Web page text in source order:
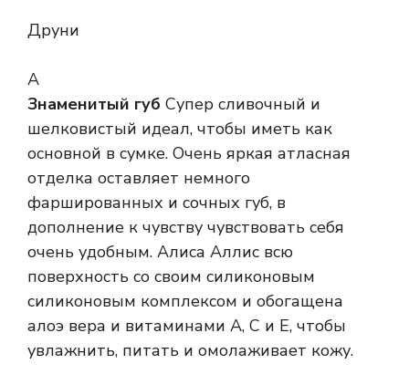
Друни
А
Знаменитый губ Супер сливочный и
шелковистый идеал, чтобы иметь как
основной в сумке. Очень яркая атласная
отделка оставляет немного
фаршированных и сочных губ, в
дополнение к чувству чувствовать себя
очень удобным. Алиса Аллис всю
поверхность со своим силиконовым
силиконовым комплексом и обогащена
алоэ вера и витаминами А, С и Е, чтобы
увлажнить, питать и омолаживает кожу.